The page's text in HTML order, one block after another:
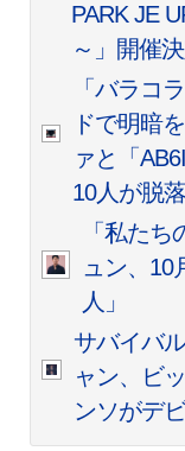
PARK JE
～」開催決
「バラコ
ドで明暗
ァと「
10人が脱
「私た
ュン、
人」
サバイバ
ャン、ビ
ンソがデ